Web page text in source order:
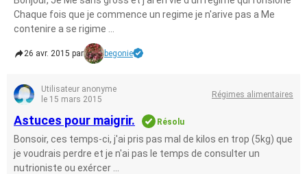
Chaque fois que je commence un regime je n'arive pas a Me
contenire a se rigime ...
26 avr. 2015 par begonie
Utilisateur anonyme
le 15 mars 2015
Régimes alimentaires
Astuces pour maigrir. Résolu
Bonsoir, ces temps-ci, j'ai pris pas mal de kilos en trop (5kg) que
je voudrais perdre et je n'ai pas le temps de consulter un
nutrioniste ou exércer ...